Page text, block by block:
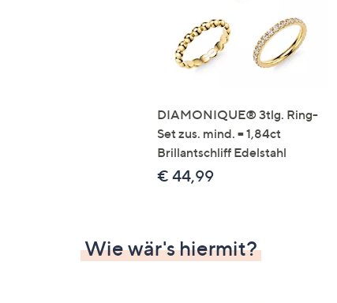
DIAMONIQUE® 3tlg. Ring-
Set zus. mind. = 1,84ct
Brillantschliff Edelstahl
€ 44,99
Wie wär's hiermit?